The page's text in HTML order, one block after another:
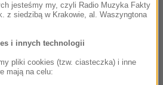
(Polska, 3) - Jarosława
6:1, 6:2
jesteśmy my, czyli Radio Muzyka Fakty
z siedzibą w Krakowie, al. Waszyngtona
i innych technologii
pliki cookies (tzw. ciasteczka) i inne
mają na celu: